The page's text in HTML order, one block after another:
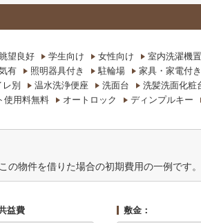
眺望良好 学生向け 女性向け 室内洗濯機
有 照明器具付き 駐輪場 家具・家電付き
別 温水洗浄便座 洗面台 洗髪洗面化粧
使用料無料 オートロック ディンプルキー
この物件を借りた場合の初期費用の一例です。
益費 敷金：